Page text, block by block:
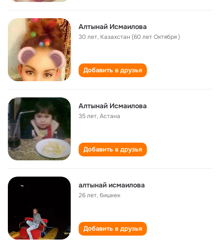
Алтынай Исмаилова
30 лет, Казахстан (60 лет Октября )
Добавить в друзья
Алтынай Исмаилова
35 лет,Астана
Добавить в друзья
алтынай исмаилова
26 лет,бишкек
Добавить в друзья